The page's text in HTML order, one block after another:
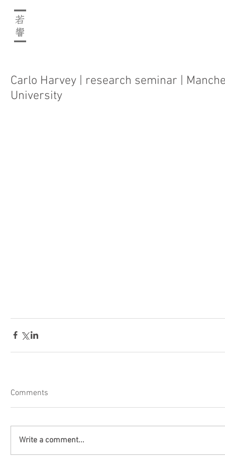
Carlo Harvey | research seminar |
University
Comments
Write a comment...